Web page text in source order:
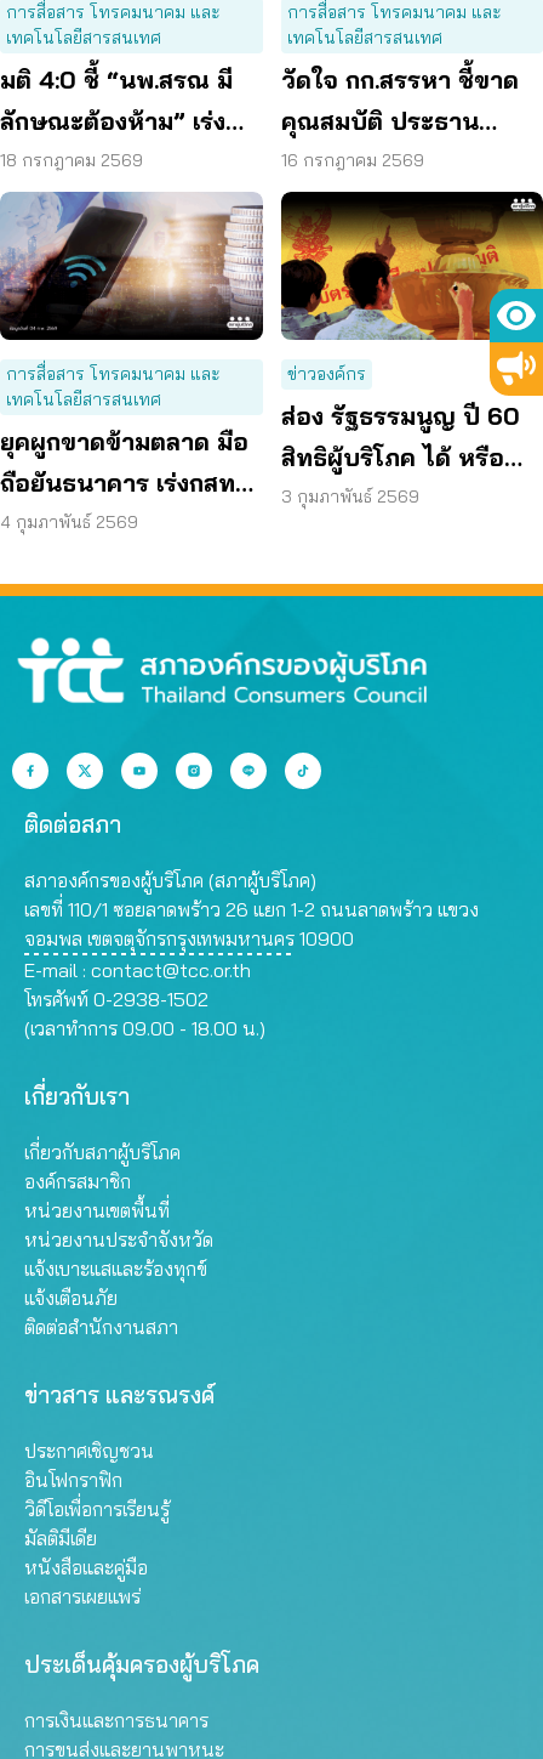
การสื่อสาร โทรคมนาคม และ
เทคโนโลยีสารสนเทศ
มติ 4:0 ชี้ “นพ.สรณ มี
ลักษณะต้องห้าม” เร่ง
หน่วยงานดำเนินการตาม
ขั้นตอน
18 กรกฎาคม 2569
การสื่อสาร โทรคมนาคม และ
เทคโนโลยีสารสนเทศ
วัดใจ กก.สรรหา ชี้ขาด
คุณสมบัติ ประธาน
กสทช. เปิดทางคนที่ดี
กว่า มาทำหน้าที่
16 กรกฎาคม 2569
การสื่อสาร โทรคมนาคม และ
เทคโนโลยีสารสนเทศ
ยุคผูกขาดข้ามตลาด มือ
ถือยันธนาคาร เร่งกสทช-
รัฐบาลแก้ไข
4 กุมภาพันธ์ 2569
ข่าวองค์กร
ส่อง รัฐธรรมนูญ ปี 60
สิทธิผู้บริโภค ได้ หรือ
เสีย
3 กุมภาพันธ์ 2569
ติดต่อสภา
สภาองค์กรของผู้บริโภค (สภาผู้บริโภค)
เลขที่ 110/1 ซอยลาดพร้าว 26 แยก 1-2 ถนนลาดพร้าว แขวง
จอมพล เขตจตุจักรกรุงเทพมหานคร 10900
E-mail : contact@tcc.or.th
โทรศัพท์ 0-2938-1502
(เวลาทำการ 09.00 - 18.00 น.)
เกี่ยวกับเรา
เกี่ยวกับสภาผู้บริโภค
องค์กรสมาชิก
หน่วยงานเขตพื้นที่
หน่วยงานประจำจังหวัด
แจ้งเบาะแสและร้องทุกข์
แจ้งเตือนภัย
ติดต่อสำนักงานสภา
ข่าวสาร และรณรงค์
ประกาศเชิญชวน
อินโฟกราฟิก
วิดีโอเพื่อการเรียนรู้
มัลติมีเดีย
หนังสือและคู่มือ
เอกสารเผยแพร่
ประเด็นคุ้มครองผู้บริโภค
การเงินและการธนาคาร
การขนส่งและยานพาหนะ